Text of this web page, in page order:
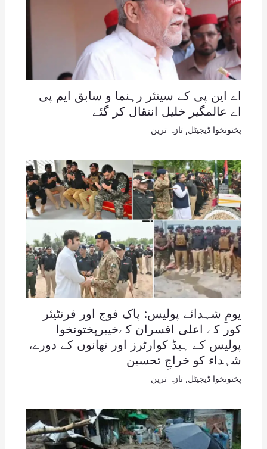
اے این پی کے سینئر رہنما و سابق ایم پی
اے عالمگیر خلیل انتقال کر گئے
پختونخوا ڈیجیٹل تازہ ترین
یومِ شہدائے پولیس: پاک فوج اور فرنٹیئر
کور کے اعلی افسران کےخیبرپختونخوا
پولیس کے ہیڈ کوارٹرز اور تھانوں کے دورے،
شہداء کو خراجِ تحسین
پختونخوا ڈیجیٹل تازہ ترین